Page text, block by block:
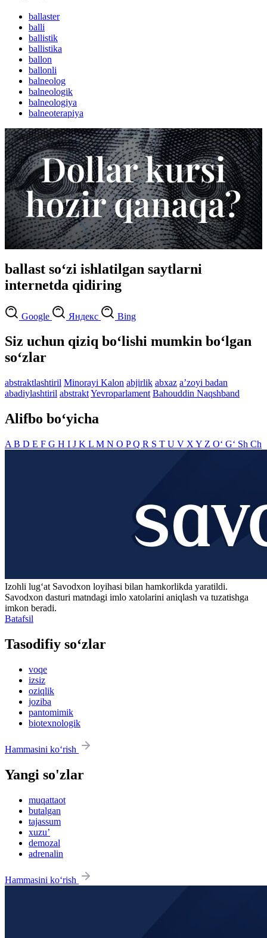
ballaster
balli
ballistik
ballistika
ballon
ballonli
balneolog
balneologik
balneologiya
balneoterapiya
ballast so‘zi ishlatilgan saytlarni
internetda qidiring
Google Яндекс Bing
Siz uchun qiziq bo‘lishi mumkin bo‘lgan
so‘zlar
abstraktlashtiril Minorayi Kalon abjirlik abxaz aʼzoyi badan
abadiylashtiril abstraktYevroparlament Bahouddin Naqshband
Alifbo bo‘yicha
A B D E F G H I J K L M N O PQ R S T U V X Y Z O‘ G‘ Sh Ch
Izohli lugʻat Savodxon loyihasi bilan hamkorlikda yaratildi.
Savodxon dasturi matndagi imlo xatolarini aniqlash va tuzatishga
imkon beradi.
Batafsil
Tasodifiy so‘zlar
voqe
izsiz
oziqlik
joziba
pantomimik
biotexnologik
Hammasini ko‘rish
Yangi so'zlar
muqattaot
butalgan
tajassum
xuzu’
demozal
adrenalin
Hammasini ko‘rish